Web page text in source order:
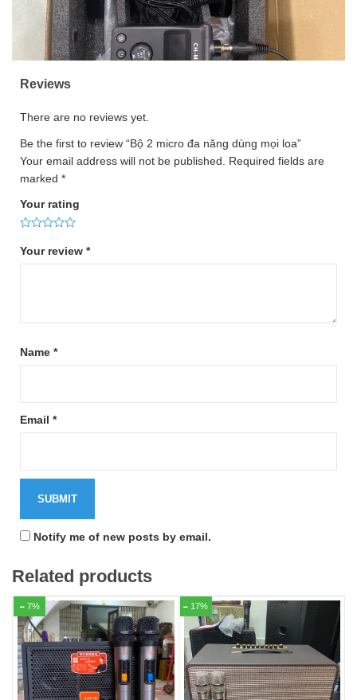
Reviews
There are no reviews yet.
Be the first to review “Bộ 2 micro đa năng dùng mọi loa”
Your email address will not be published.
Required fields are
marked *
Your rating
Your review *
Name *
Email *
Notify me of new posts by email.
Related products
7% 17%